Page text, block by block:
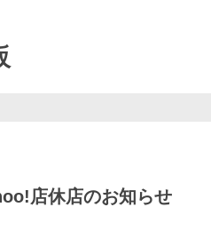
店休店のお知らせ